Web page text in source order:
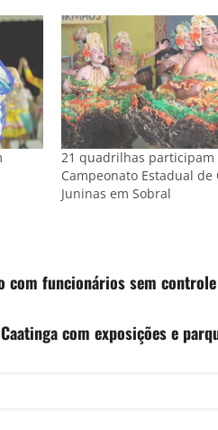
21 quadrilhas participam
Campeonato Estadual
Juninas em Sobral
com funcionários sem
com exposições e